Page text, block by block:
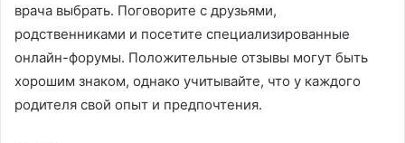
врача выбрать. Поговорите с друзьями,
родственниками и посетите специализированные
онлайн-форумы. Положительные отзывы могут быть
хорошим знаком, однако учитывайте, что у каждого
родителя свой опыт и предпочтения.